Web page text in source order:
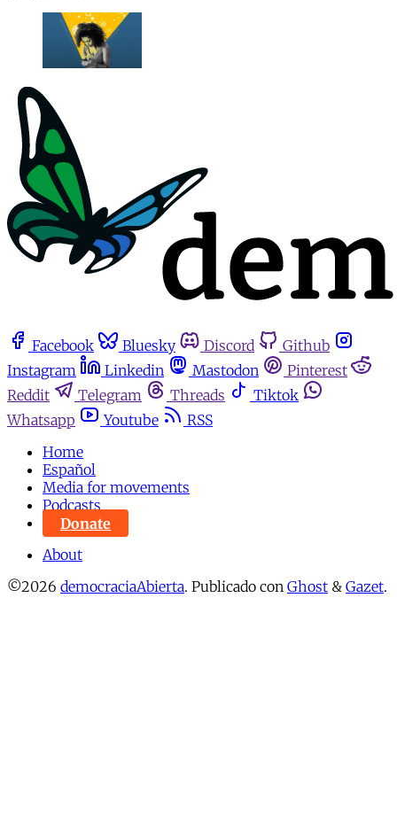
Facebook Bluesky Discord
Github
Instagram
Linkedin Mastodon
Pinterest
Reddit
Telegram Threads
Tiktok
Whatsapp
Youtube
RSS
Home
Español
Media for movements
Podcasts
Donate
About
©2026 democraciaAbierta. Publicado con Ghost & Gazet.